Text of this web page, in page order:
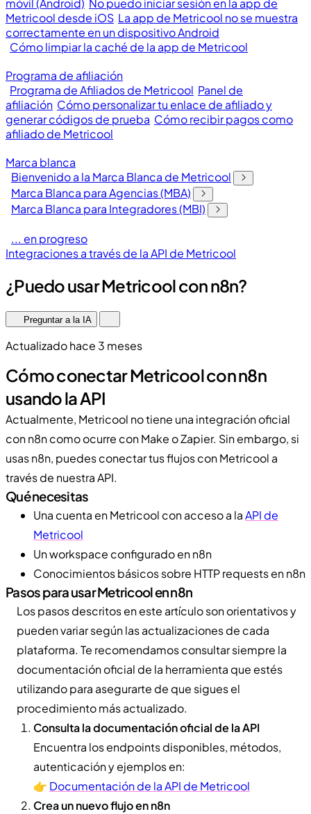
móvil (Android) No puedo iniciar sesión en la app de
Metricool desde iOS La app de Metricool no se muestra
correctamente en un dispositivo Android
Cómo limpiar la caché de la app de Metricool
Programa de afiliación
Programa de Afiliados de Metricool Panel de
afiliación Cómo personalizar tu enlace de afiliado y
generar códigos de prueba Cómo recibir pagos como
afiliado de Metricool
Marca blanca
Bienvenido a la Marca Blanca de Metricool
Marca Blanca para Agencias (MBA)
Marca Blanca para Integradores (MBI)
... en progreso
Integraciones a través de la API de Metricool
¿Puedo usar Metricool con n8n?
Preguntar a la IA
Actualizado hace 3 meses
Cómo conectar Metricool con n8n
usando la API
Actualmente, Metricool no tiene una integración oficial
con n8n como ocurre con Make o Zapier. Sin embargo, si
usas n8n, puedes conectar tus flujos con Metricool a
través de nuestra API.
Qué necesitas
Una cuenta en Metricool con acceso a laAPI de
Metricool
Un workspace configurado en n8n
Conocimientos básicos sobre HTTP requests en n8n
Pasos para usar Metricool en n8n
Los pasos descritos en este artículo son orientativos y
pueden variar según las actualizaciones de cada
plataforma. Te recomendamos consultar siempre la
documentación oficial de la herramienta que estés
utilizando para asegurarte de que sigues el
procedimiento más actualizado.
Consulta la documentación oficial de la API
Encuentra los endpoints disponibles, métodos,
autenticación y ejemplos en:
👉 Documentación de la API de Metricool
Crea un nuevo flujo en n8n